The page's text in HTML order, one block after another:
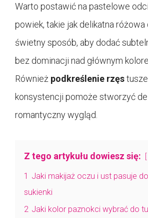
Warto postawić na pastelowe
powiek, takie jak delikatna różowa
świetny sposób, aby dodać
bez dominacji nad głównym
Również podkreślenie rzęs
konsystencji pomoże stworzyć
romantyczny wygląd.
Z tego artykułu dowiesz się:
1 Jaki makijaż oczu i ust pasuje
sukienki
2 Jaki kolor paznokci wybrać do